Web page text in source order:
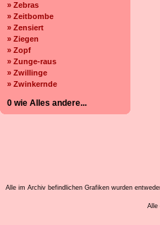
» Zebras
» Zeitbombe
» Zensiert
» Ziegen
» Zopf
» Zunge-raus
» Zwillinge
» Zwinkernde
0 wie Alles andere...
Alle im Archiv befindlichen Grafiken wurden
Alle